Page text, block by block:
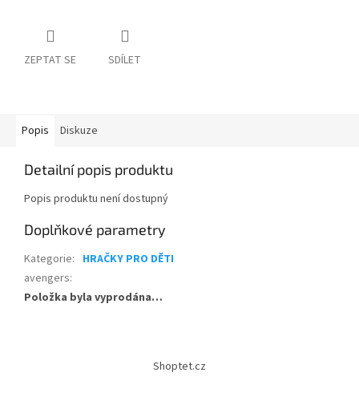
ZEPTAT SE SDÍLET
Popis Diskuze
Detailní popis produktu
Popis produktu není dostupný
Doplňkové parametry
Kategorie: HRAČKY PRO DĚTI
avengers:
Položka byla vyprodána…
Shoptet.cz